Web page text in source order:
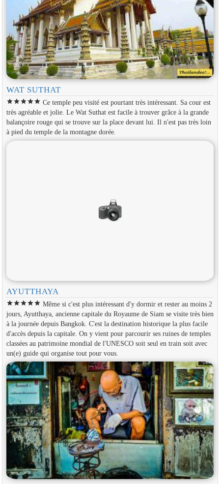
WAT SUTHAT
starstarstarstarstar Ce temple peu visité est pourtant très intéressant. Sa cour est
très agréable et jolie. Le Wat Suthat est facile à trouver grâce à la grande
balançoire rouge qui se trouve sur la place devant lui. Il n'est pas très loin
à pied du temple de la montagne dorée.
AYUTTHAYA
starstarstarstarstar Même si c'est plus intéressant d'y dormir et rester au moins 2
jours, Ayutthaya, ancienne capitale du Royaume de Siam se visite très bien
à la journée depuis Bangkok. C'est la destination historique la plus facile
d'accès depuis la capitale. On y vient pour parcourir ses ruines de temples
classées au patrimoine mondial de l'UNESCO soit seul en train soit avec
un(e) guide qui organise tout pour vous.